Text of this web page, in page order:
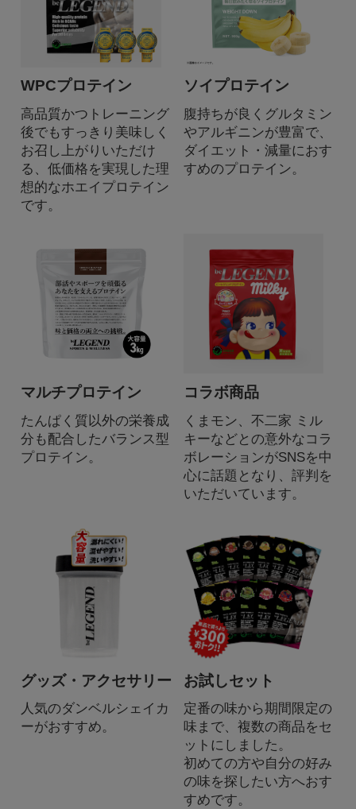
WPCプロテイン
高品質かつトレーニング
後でもすっきり美味しく
お召し上がりいただけ
る、低価格を実現した理
想的なホエイプロテイン
です。
ソイプロテイン
腹持ちが良くグルタミン
やアルギニンが豊富で、
ダイエット・減量におす
すめのプロテイン。
マルチプロテイン
たんぱく質以外の栄養成
分も配合したバランス型
プロテイン。
コラボ商品
くまモン、不二家 ミル
キーなどとの意外なコラ
ボレーションがSNSを中
心に話題となり、評判を
いただいています。
グッズ・アクセサリー
人気のダンベルシェイカ
ーがおすすめ。
お試しセット
定番の味から期間限定の
味まで、複数の商品をセ
ットにしました。
初めての方や自分の好み
の味を探したい方へおす
すめです。